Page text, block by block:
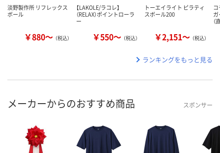
淡野製作所 リフレックス
ボール
￥880～ （税込）
【LAKOLE/ラコレ】
（RELAX）ポイントローラ
ー
￥550～ （税込）
トーエイライト ピラティ
スボール200
￥2,151～ （税込）
ランキングをもっと見る
メーカーからのおすすめ商品 スポンサー